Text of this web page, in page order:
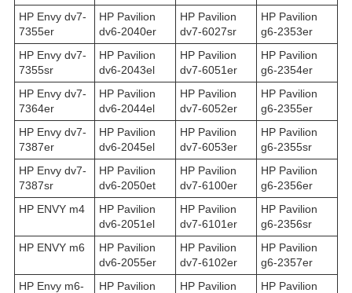
HP Envy dv7-
7355er
HP Pavilion
dv6-2040er
HP Pavilion
dv7-6027sr
HP Pavilion
g6-2353er
HP Envy dv7-
7355sr
HP Pavilion
dv6-2043el
HP Pavilion
dv7-6051er
HP Pavilion
g6-2354er
HP Envy dv7-
7364er
HP Pavilion
dv6-2044el
HP Pavilion
dv7-6052er
HP Pavilion
g6-2355er
HP Envy dv7-
7387er
HP Pavilion
dv6-2045el
HP Pavilion
dv7-6053er
HP Pavilion
g6-2355sr
HP Envy dv7-
7387sr
HP Pavilion
dv6-2050et
HP Pavilion
dv7-6100er
HP Pavilion
g6-2356er
HP ENVY m4
HP Pavilion
dv6-2051el
HP Pavilion
dv7-6101er
HP Pavilion
g6-2356sr
HP ENVY m6
HP Pavilion
dv6-2055er
HP Pavilion
dv7-6102er
HP Pavilion
g6-2357er
HP Envy m6-
HP Pavilion
HP Pavilion
HP Pavilion